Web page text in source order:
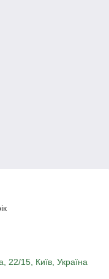
22/15, Київ, Україна